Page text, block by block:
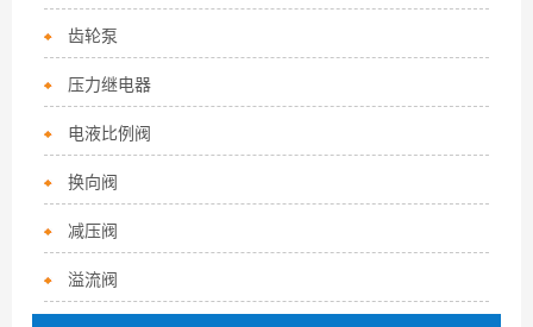
齿轮泵
压力继电器
电液比例阀
换向阀
减压阀
溢流阀